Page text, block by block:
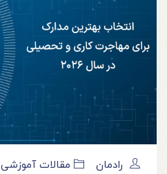
رادمان مقالات آموزشی